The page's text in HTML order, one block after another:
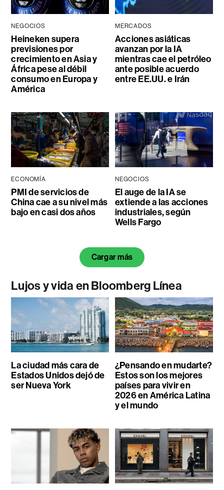
NEGOCIOS
Heineken supera
previsiones por
crecimiento en Asia y
África pese al débil
consumo en Europa y
América
MERCADOS
Acciones asiáticas
avanzan por la IA
mientras cae el petróleo
ante posible acuerdo
entre EE.UU. e Irán
ECONOMÍA
PMI de servicios de
China cae a su nivel más
bajo en casi dos años
NEGOCIOS
El auge de la IA se
extiende a las acciones
industriales, según
Wells Fargo
Cargar más
Lujos y vida en Bloomberg Línea
La ciudad más cara de
Estados Unidos dejó de
ser Nueva York
¿Pensando en mudarte?
Estos son los mejores
países para vivir en
2026 en América Latina
y el mundo